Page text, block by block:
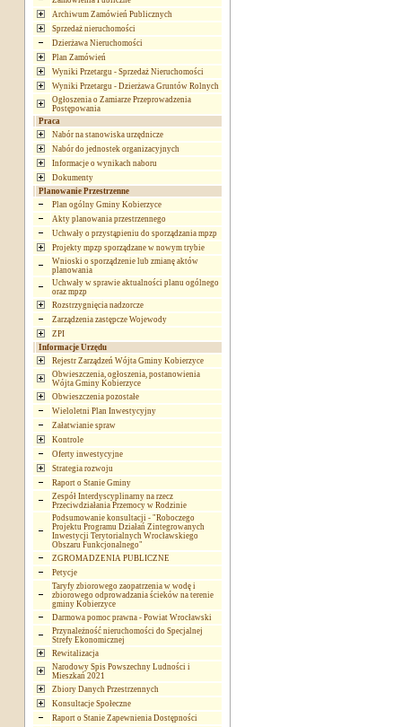
Archiwum Zamówień Publicznych
Sprzedaż nieruchomości
Dzierżawa Nieruchomości
Plan Zamówień
Wyniki Przetargu - Sprzedaż Nieruchomości
Wyniki Przetargu - Dzierżawa Gruntów Rolnych
Ogłoszenia o Zamiarze Przeprowadzenia
Postępowania
Praca
Nabór na stanowiska urzędnicze
Nabór do jednostek organizacyjnych
Informacje o wynikach naboru
Dokumenty
Planowanie Przestrzenne
Plan ogólny Gminy Kobierzyce
Akty planowania przestrzennego
Uchwały o przystąpieniu do sporządzania mpzp
Projekty mpzp sporządzane w nowym trybie
Wnioski o sporządzenie lub zmianę aktów
planowania
Uchwały w sprawie aktualności planu ogólnego
oraz mpzp
Rozstrzygnięcia nadzorcze
Zarządzenia zastępcze Wojewody
ZPI
Informacje Urzędu
Rejestr Zarządzeń Wójta Gminy Kobierzyce
Obwieszczenia, ogłoszenia, postanowienia
Wójta Gminy Kobierzyce
Obwieszczenia pozostałe
Wieloletni Plan Inwestycyjny
Załatwianie spraw
Kontrole
Oferty inwestycyjne
Strategia rozwoju
Raport o Stanie Gminy
Zespół Interdyscyplinarny na rzecz
Przeciwdziałania Przemocy w Rodzinie
Podsumowanie konsultacji - "Roboczego
Projektu Programu Działań Zintegrowanych
Inwestycji Terytorialnych Wrocławskiego
Obszaru Funkcjonalnego"
ZGROMADZENIA PUBLICZNE
Petycje
Taryfy zbiorowego zaopatrzenia w wodę i
zbiorowego odprowadzania ścieków na terenie
gminy Kobierzyce
Darmowa pomoc prawna - Powiat Wrocławski
Przynależność nieruchomości do Specjalnej
Strefy Ekonomicznej
Rewitalizacja
Narodowy Spis Powszechny Ludności i
Mieszkań 2021
Zbiory Danych Przestrzennych
Konsultacje Społeczne
Raport o Stanie Zapewnienia Dostępności